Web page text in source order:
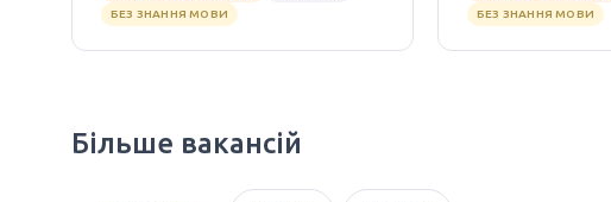
БЕЗ ЗНАННЯ МОВИ
БЕЗ ЗНАННЯ МОВИ
Більше вакансій